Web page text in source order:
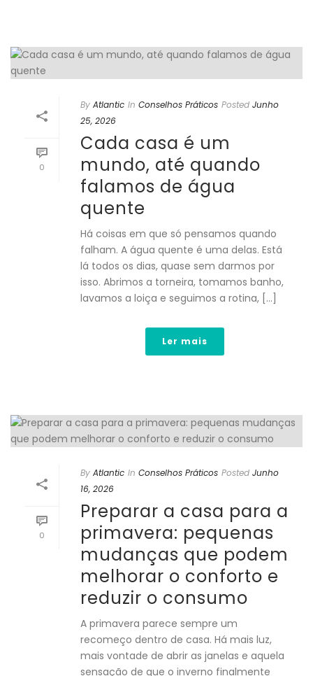
0
By Atlantic In Conselhos Práticos Posted Junho
25, 2026
Cada casa é um
mundo, até quando
falamos de água
quente
Há coisas em que só pensamos quando
falham. A água quente é uma delas. Está
lá todos os dias, quase sem darmos por
isso. Abrimos a torneira, tomamos banho,
lavamos a loiça e seguimos a rotina, [...]
Ler mais
0
By Atlantic In Conselhos Práticos Posted Junho
16, 2026
Preparar a casa para a
primavera: pequenas
mudanças que podem
melhorar o conforto e
reduzir o consumo
A primavera parece sempre um
recomeço dentro de casa. Há mais luz,
mais vontade de abrir as janelas e aquela
sensação de que o inverno finalmente